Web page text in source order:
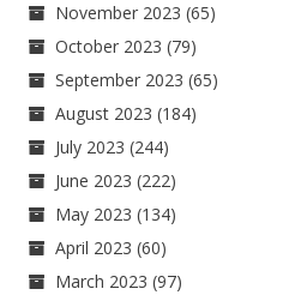
November 2023 (65)
October 2023 (79)
September 2023 (65)
August 2023 (184)
July 2023 (244)
June 2023 (222)
May 2023 (134)
April 2023 (60)
March 2023 (97)